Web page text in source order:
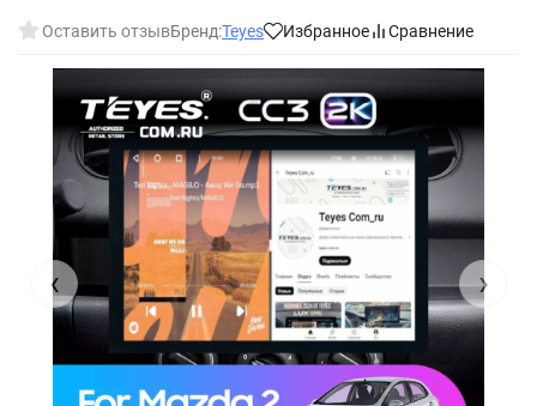
Оставить отзывБренд:Teyes Избранное Сравнение
‹ ›